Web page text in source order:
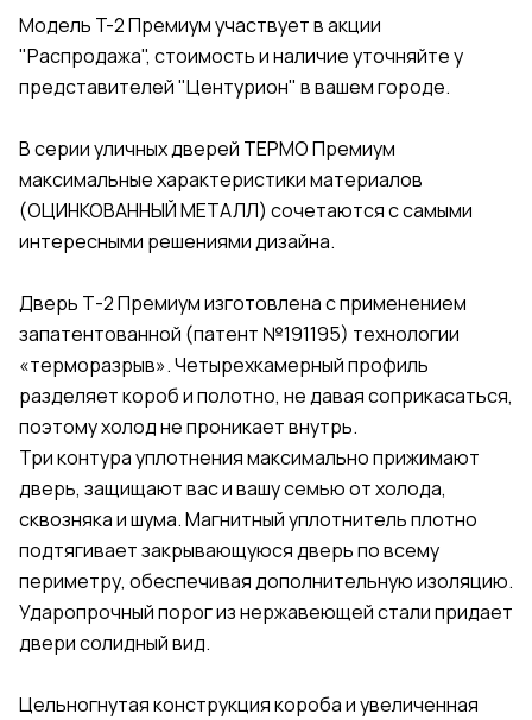
Модель T-2 Премиум участвует в акции
"Распродажа", стоимость и наличие уточняйте у
представителей "Центурион" в вашем городе.
В серии уличных дверей ТЕРМО Премиум
максимальные характеристики материалов
(ОЦИНКОВАННЫЙ МЕТАЛЛ) сочетаются с самыми
интересными решениями дизайна.
Дверь Т-2 Премиум изготовлена с применением
запатентованной (патент №191195) технологии
«терморазрыв». Четырехкамерный профиль
разделяет короб и полотно, не давая соприкасаться,
поэтому холод не проникает внутрь.
Три контура уплотнения максимально прижимают
дверь, защищают вас и вашу семью от холода,
сквозняка и шума. Магнитный уплотнитель плотно
подтягивает закрывающуюся дверь по всему
периметру, обеспечивая дополнительную изоляцию.
Ударопрочный порог из нержавеющей стали придает
двери солидный вид.
Цельногнутая конструкция короба и увеличенная